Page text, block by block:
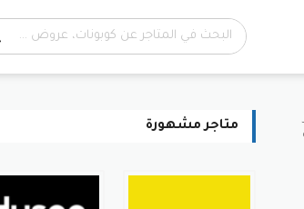
متاجر مشهورة